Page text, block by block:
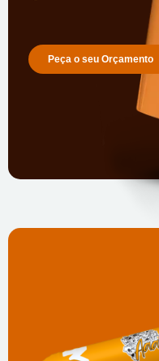
Peça o seu Orçamento